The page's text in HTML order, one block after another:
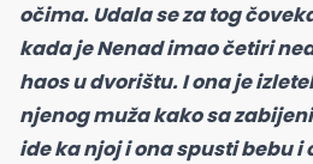
očima. Udala se za tog
kada je Nenad imao četiri
haos u dvorištu. I ona je
njenog muža kako sa
ide ka njoj i ona spusti bebu i